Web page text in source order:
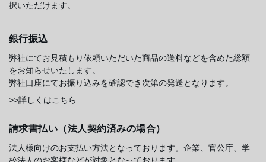
択いただけます。
銀行振込
弊社にてお見積もり依頼いただいた商品の送料などを含めた総額
をお知らせいたします。
弊社口座にてお振り込みを確認でき次第の発送となります。
>>詳しくはこちら
請求書払い（法人契約済みの場合）
法人様向けのお支払い方法となっております。企業、官公庁、学